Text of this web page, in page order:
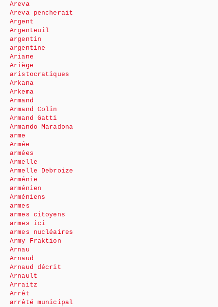
Areva
Areva pencherait
Argent
Argenteuil
argentin
argentine
Ariane
Ariège
aristocratiques
Arkana
Arkema
Armand
Armand Colin
Armand Gatti
Armando Maradona
arme
Armée
armées
Armelle
Armelle Debroize
Arménie
arménien
Arméniens
armes
armes citoyens
armes ici
armes nucléaires
Army Fraktion
Arnau
Arnaud
Arnaud décrit
Arnault
Arraitz
Arrêt
arrêté municipal